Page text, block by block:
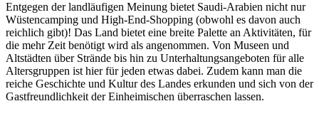
Entgegen der landläufigen Meinung bietet Saudi-Arabien nicht nur
Wüstencamping und High-End-Shopping (obwohl es davon auch
reichlich gibt)! Das Land bietet eine breite Palette an Aktivitäten, für
die mehr Zeit benötigt wird als angenommen. Von Museen und
Altstädten über Strände bis hin zu Unterhaltungsangeboten für alle
Altersgruppen ist hier für jeden etwas dabei. Zudem kann man die
reiche Geschichte und Kultur des Landes erkunden und sich von der
Gastfreundlichkeit der Einheimischen überraschen lassen.